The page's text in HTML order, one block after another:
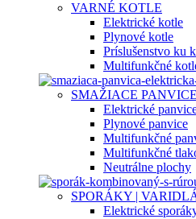
VARNÉ KOTLE
Elektrické kotle
Plynové kotle
Príslušenstvo ku
Multifunkčné
SMAŽIACE PANVICE
Elektrické
Plynové panvice
Multifunkčné
Multifunkčné
Neutrálne plochy
SPORÁKY |
Elektrické